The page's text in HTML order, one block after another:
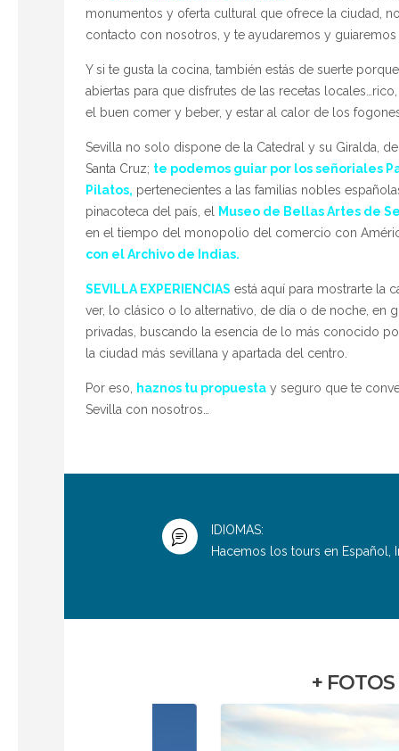
monumentos y oferta cultural que ofrece la ciudad,
contacto con nosotros, y te ayudaremos y guiaremos
Y si te gusta la cocina, también estás de suerte
abiertas para que disfrutes de las recetas
el buen comer y beber, y estar al calor de los
Sevilla no solo dispone de la Catedral y su Giralda,
Santa Cruz; te podemos guiar por los señoriales
Pilatos, pertenecientes a las familias nobles
pinacoteca del país, el
Museo de Bellas Artes de
en el tiempo del monopolio del comercio con
con el Archivo de Indias.
SEVILLA EXPERIENCIAS está aquí para mostrarte la
ver, lo clásico o lo alternativo, de día o de noche, en
privadas, buscando la esencia de lo más conocido
la ciudad más sevillana y apartada del centro.
Por eso, haznos tu propuesta y seguro que te
Sevilla con nosotros…
IDIOMAS:
Hacemos los tours en Español,
+ FOTOS